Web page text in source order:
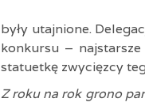
były utajnione.
konkursu –
statuetkę zwycięzcy
Z roku na rok grono